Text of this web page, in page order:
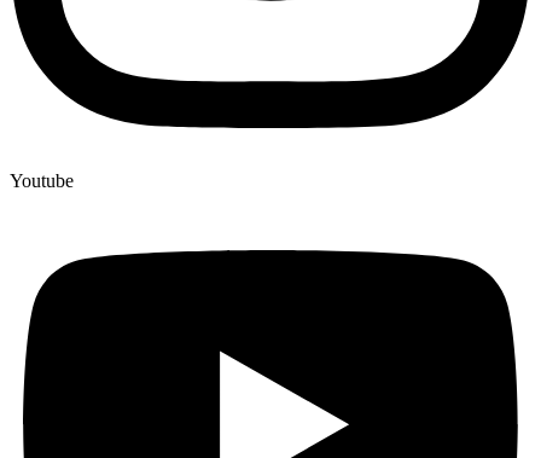
Youtube